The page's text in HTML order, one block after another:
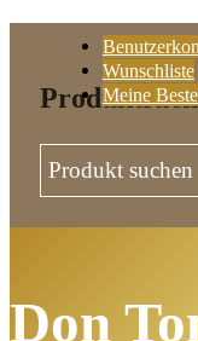
Wunschliste
Meine
Don